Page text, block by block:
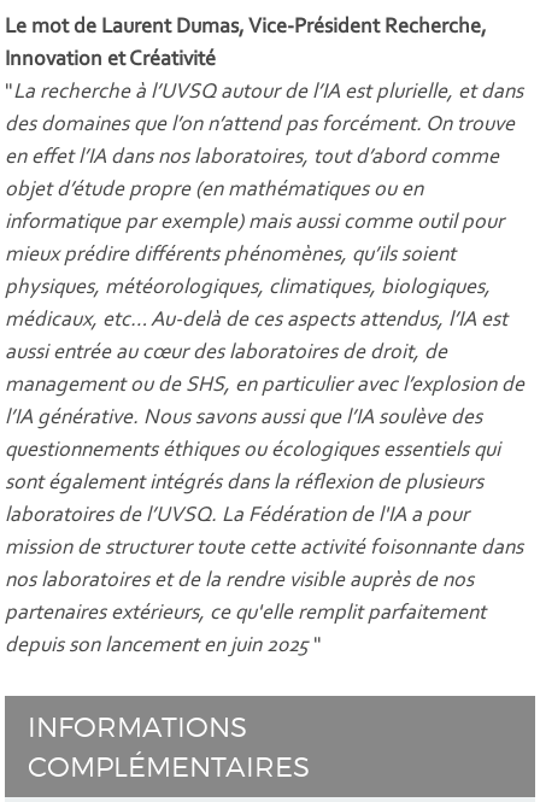
Le mot de Laurent Dumas, Vice-Président Recherche,
Innovation et Créativité
"La recherche à l’UVSQ autour de l’IA est plurielle, et dans
des domaines que l’on n’attend pas forcément. On trouve
en effet l’IA dans nos laboratoires, tout d’abord comme
objet d’étude propre (en mathématiques ou en
informatique par exemple) mais aussi comme outil pour
mieux prédire différents phénomènes, qu’ils soient
physiques, météorologiques, climatiques, biologiques,
médicaux, etc… Au-delà de ces aspects attendus, l’IA est
aussi entrée au cœur des laboratoires de droit, de
management ou de SHS, en particulier avec l’explosion de
l’IA générative. Nous savons aussi que l’IA soulève des
questionnements éthiques ou écologiques essentiels qui
sont également intégrés dans la réflexion de plusieurs
laboratoires de l’UVSQ. La Fédération de l'IA a pour
mission de structurer toute cette activité foisonnante dans
nos laboratoires et de la rendre visible auprès de nos
partenaires extérieurs, ce qu'elle remplit parfaitement
depuis son lancement en juin 2025 "
INFORMATIONS
COMPLÉMENTAIRES